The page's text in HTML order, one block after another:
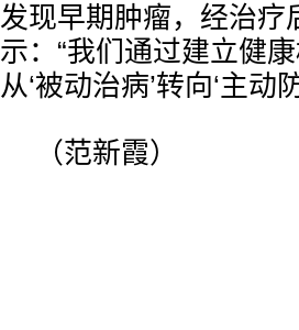
发现早期肿瘤，经治疗
示：“我们通过建立健
从‘被动治病’转
（范新霞）